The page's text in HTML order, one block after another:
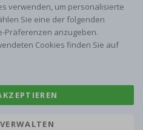
verwenden, um personalisierte
Sie eine der folgenden
Präferenzen anzugeben.
Cookies finden Sie auf